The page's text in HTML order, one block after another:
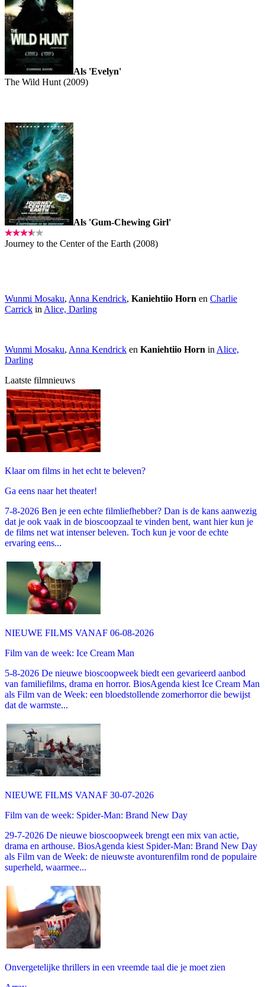
Als 'Evelyn'
The Wild Hunt (2009)
Als 'Gum-Chewing Girl'
Journey to the Center of the Earth (2008)
Wunmi Mosaku, Anna Kendrick, Kaniehtiio Horn en Charlie
Carrick in Alice, Darling
Wunmi Mosaku, Anna Kendrick en Kaniehtiio Horn in Alice,
Darling
Laatste filmnieuws
Klaar om films in het echt te beleven?
Ga eens naar het theater!
7-8-2026 Ben je een echte filmliefhebber? Dan is de kans aanwezig
dat je ook vaak in de bioscoopzaal te vinden bent, want hier kun je
de films net wat intenser beleven. Toch kun je voor de echte
ervaring eens...
NIEUWE FILMS VANAF 06-08-2026
Film van de week: Ice Cream Man
5-8-2026 De nieuwe bioscoopweek biedt een gevarieerd aanbod
van familiefilms, drama en horror. BiosAgenda kiest Ice Cream Man
als Film van de Week: een bloedstollende zomerhorror die bewijst
dat de warmste...
NIEUWE FILMS VANAF 30-07-2026
Film van de week: Spider-Man: Brand New Day
29-7-2026 De nieuwe bioscoopweek brengt een mix van actie,
drama en arthouse. BiosAgenda kiest Spider-Man: Brand New Day
als Film van de Week: de nieuwste avonturenfilm rond de populaire
superheld, waarmee...
Onvergetelijke thrillers in een vreemde taal die je moet zien